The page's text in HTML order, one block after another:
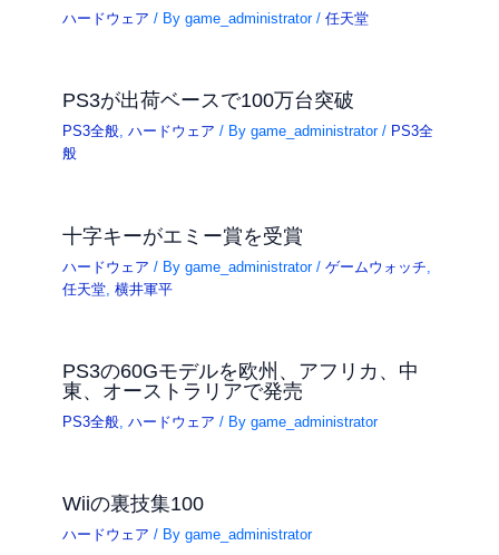
ハードウェア / Bygame_administrator/任天堂
PS3が出荷ベースで100万台突破
PS3全般,ハードウェア / Bygame_administrator/ PS3全
般
十字キーがエミー賞を受賞
ハードウェア / Bygame_administrator/ゲームウォッチ
任天堂 ,横井軍平
PS3の60Gモデルを欧州、アフリカ、中
東、オーストラリアで発売
PS3全般 ,ハードウェア / Bygame_administrator
Wiiの裏技集100
ハードウェア / Bygame_administrator